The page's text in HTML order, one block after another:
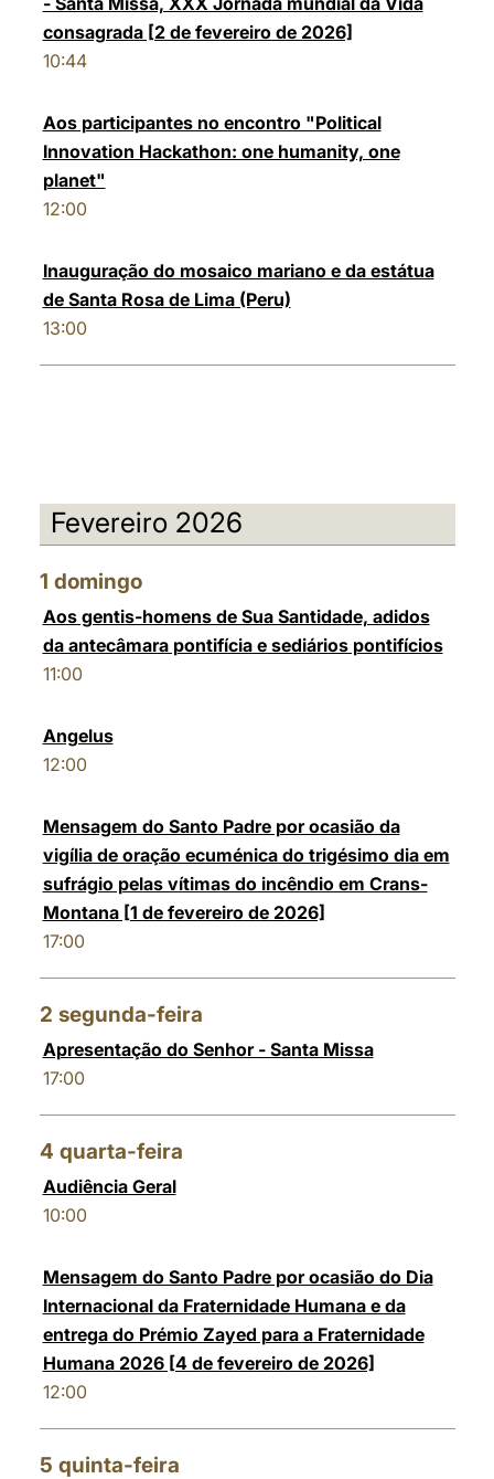
consagrada [2 de fevereiro de 2026]
10:44
Aos participantes no encontro "Political
Innovation Hackathon: one humanity, one
planet"
12:00
Inauguração do mosaico mariano e da estátua
de Santa Rosa de Lima (Peru)
13:00
Fevereiro 2026
1 domingo
Aos gentis-homens de Sua Santidade, adidos
da antecâmara pontifícia e sediários pontifícios
11:00
Angelus
12:00
Mensagem do Santo Padre por ocasião da
vigília de oração ecuménica do trigésimo dia em
sufrágio pelas vítimas do incêndio em Crans-
Montana [1 de fevereiro de 2026]
17:00
2 segunda-feira
Apresentação do Senhor - Santa Missa
17:00
4 quarta-feira
Audiência Geral
10:00
Mensagem do Santo Padre por ocasião do Dia
Internacional da Fraternidade Humana e da
entrega do Prémio Zayed para a Fraternidade
Humana 2026 [4 de fevereiro de 2026]
12:00
5 quinta-feira